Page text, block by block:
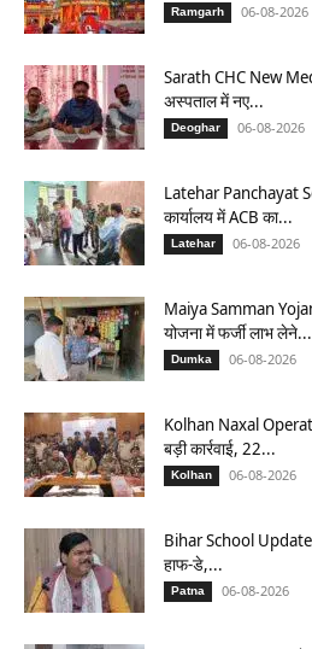
Ramgarh 06-08-2026
Sarath CHC New
अस्पताल में नए...
Deoghar 06-08-2026
Latehar Panchayat
कार्यालय में ACB का...
Latehar 06-08-2026
Maiya Samman
योजना में फर्जी लाभ लेने...
Dumka 06-08-2026
Kolhan Naxal
बड़ी कार्रवाई, 22...
Kolhan 06-08-2026
Bihar School
हाफ-डे,...
Patna 06-08-2026